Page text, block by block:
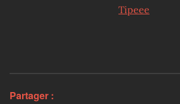
Tipeee
Partager :